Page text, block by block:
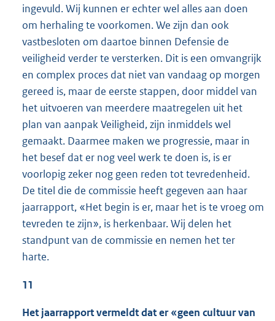
ingevuld. Wij kunnen er echter wel alles aan doen
om herhaling te voorkomen. We zijn dan ook
vastbesloten om daartoe binnen Defensie de
veiligheid verder te versterken. Dit is een omvangrijk
en complex proces dat niet van vandaag op morgen
gereed is, maar de eerste stappen, door middel van
het uitvoeren van meerdere maatregelen uit het
plan van aanpak Veiligheid, zijn inmiddels wel
gemaakt. Daarmee maken we progressie, maar in
het besef dat er nog veel werk te doen is, is er
voorlopig zeker nog geen reden tot tevredenheid.
De titel die de commissie heeft gegeven aan haar
jaarrapport, «Het begin is er, maar het is te vroeg om
tevreden te zijn», is herkenbaar. Wij delen het
standpunt van de commissie en nemen het ter
harte.
11
Het jaarrapport vermeldt dat er «geen cultuur van